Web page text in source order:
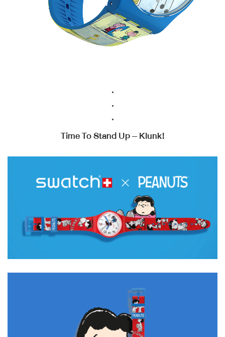
.
.
.
Time To Stand Up – Klunk!